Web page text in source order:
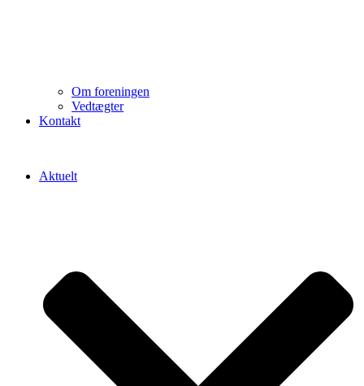
Om foreningen
Vedtægter
Kontakt
Aktuelt